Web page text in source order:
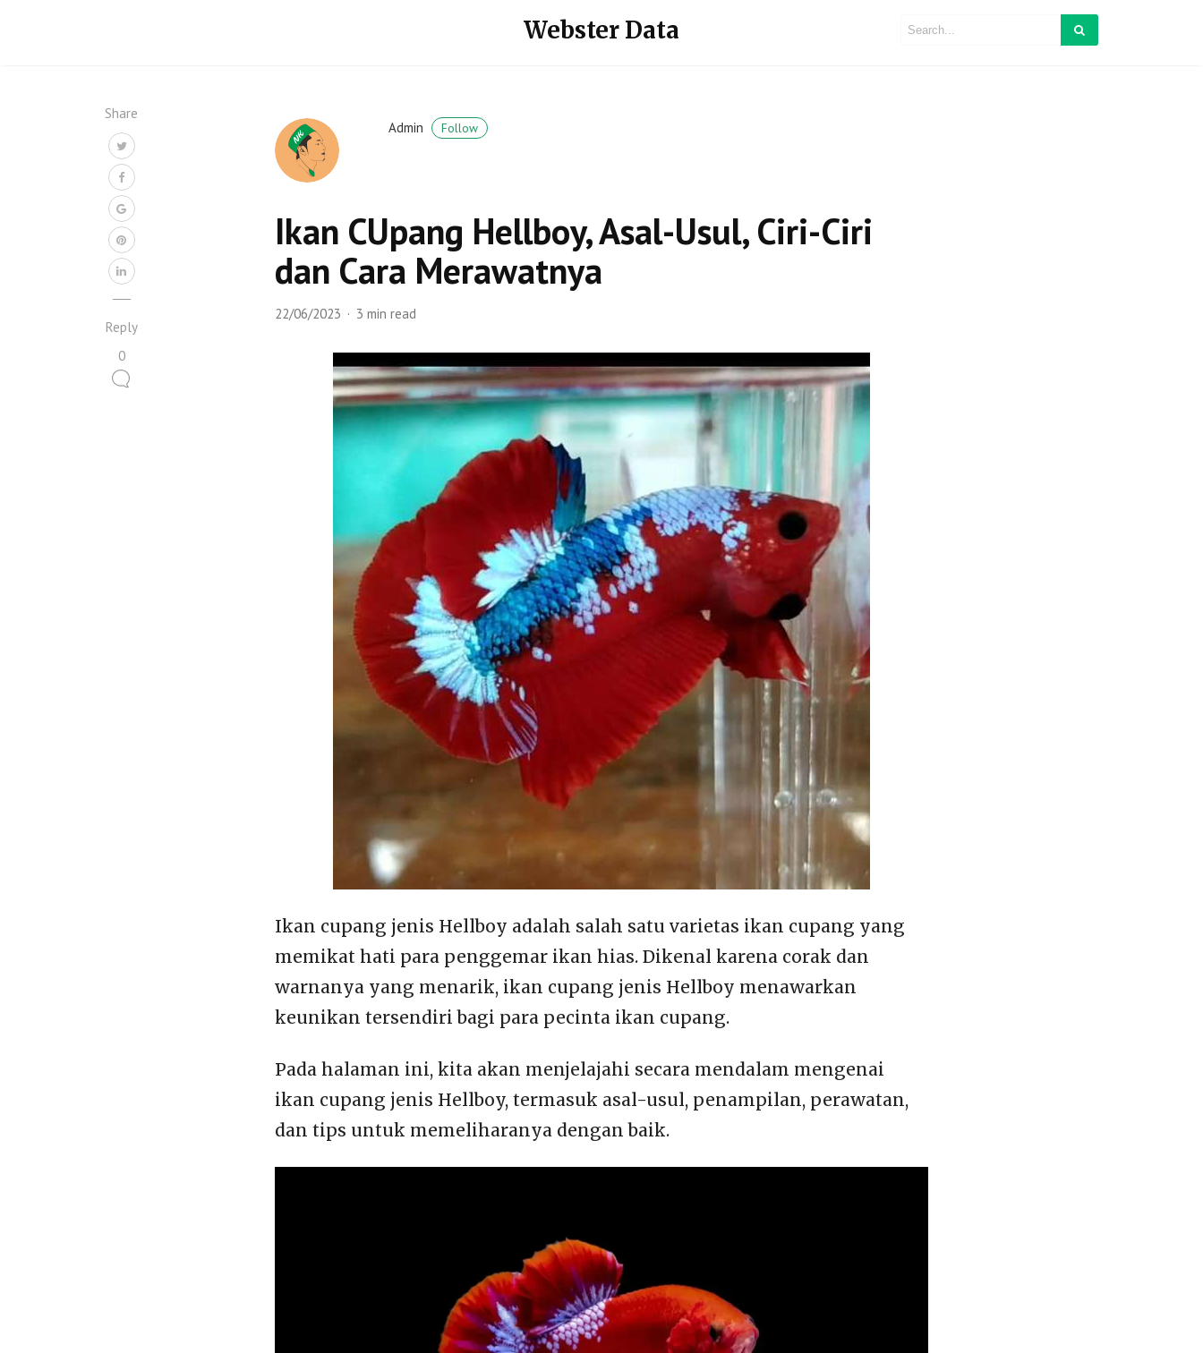
Webster Data
Share
Reply
0
Admin Follow
Ikan CUpang Hellboy, Asal-Usul, Ciri-Ciri
dan Cara Merawatnya
22/06/2023 3 min read
Ikan cupang jenis Hellboy adalah salah satu varietas ikan cupang yang
memikat hati para penggemar ikan hias. Dikenal karena corak dan
warnanya yang menarik, ikan cupang jenis Hellboy menawarkan
keunikan tersendiri bagi para pecinta ikan cupang.
Pada halaman ini, kita akan menjelajahi secara mendalam mengenai
ikan cupang jenis Hellboy, termasuk asal-usul, penampilan, perawatan,
dan tips untuk memeliharanya dengan baik.